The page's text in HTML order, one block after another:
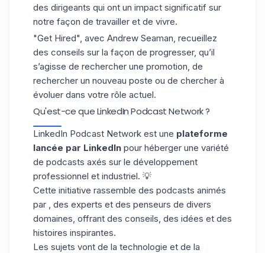
des dirigeants qui ont un impact significatif sur
notre façon de travailler et de vivre.
"Get Hired", avec Andrew Seaman, recueillez
des conseils sur la façon de progresser, qu’il
s’agisse de rechercher une promotion, de
rechercher un nouveau poste ou de chercher à
évoluer dans votre rôle actuel.
Qu'est-ce que LinkedIn Podcast Network ?
LinkedIn Podcast Network est une plateforme
lancée par LinkedIn pour héberger une variété
de podcasts axés sur le développement
professionnel et industriel. 💡
Cette initiative rassemble des podcasts animés
par ,
des experts et des penseurs de divers
domaines, offrant des conseils, des idées et des
histoires inspirantes.
Les sujets vont de la technologie et de la